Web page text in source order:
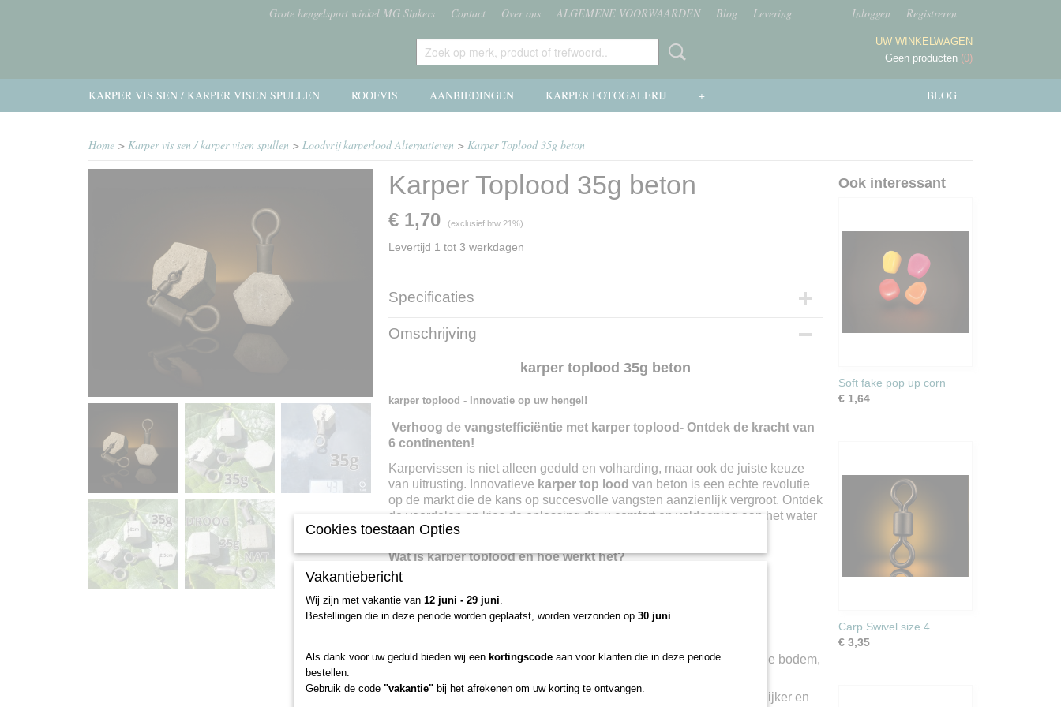
Grote hengelsport winkel MG Sinkers Contact Over ons ALGEMENE VOORWAARDEN Blog Levering Inloggen Registreren
UW WINKELWAGEN
Geen producten (0)
BLOG
KARPER VIS SEN / KARPER VISEN SPULLEN ROOFVIS AANBIEDINGEN KARPER FOTOGALERIJ +
Home > Karper vis sen / karper visen spullen > Loodvrij karperlood Alternatieven > Karper Toplood 35g beton
Karper Toplood 35g beton
€ 1,70 (exclusief btw 21%)
Levertijd 1 tot 3 werkdagen
Specificaties
Productcode
Productcode leverancier
0,04 Kg
Omschrijving
karper toplood 35g beton
karper toplood - Innovatie op uw hengel!
Verhoog de vangstefficiëntie met karper toplood- Ontdek de kracht van
6 continenten!
Karpervissen is niet alleen geduld en volharding, maar ook de juiste keuze
van uitrusting. Innovatieve karper top lood van beton is een echte revolutie
op de markt die de kans op succesvolle vangsten aanzienlijk vergroot. Ontdek
de voordelen en kies de oplossing die u comfort en voldoening aan het water
garandeert!
Wat is karper toplood en hoe werkt het?
karper toplood is een conisch gewicht gemaakt van stevig beton.
6-continentale kracht - Waarom kiezen voor ons backlead?
Innovatieve vorm:De zeshoekige constructie past perfect op de bodem,
Groot oog:
Maakt het glijden van de lood over de lijn gemakkelijker en
Ook interessant
Soft fake pop up corn
€ 1,64
Carp Swivel size 4
€ 3,35
Cookies toestaan Opties
Vakantiebericht
Wij zijn met vakantie van 12 juni - 29 juni.
Bestellingen die in deze periode worden geplaatst, worden verzonden op 30 juni.
Als dank voor uw geduld bieden wij een kortingscode aan voor klanten die in deze periode
bestellen.
Gebruik de code "vakantie" bij het afrekenen om uw korting te ontvangen.